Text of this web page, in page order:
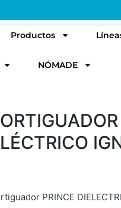
Productos
NÓMADE
PRINCE